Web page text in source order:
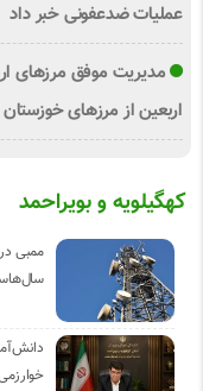
عملیات ضدعفونی خبر داد
اربعین از مرزهای خوزستان
کهگیلویه و بویراحمد
ممبی